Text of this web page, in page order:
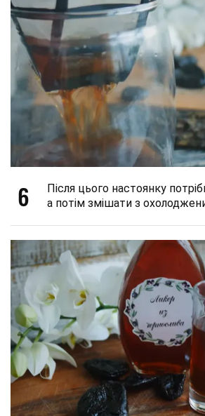
6
Після цього настоянку
а потім змішати з